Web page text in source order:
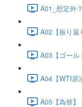
A01_想定外
A02【振り
A03【ゴー
A04【WTI原
A05【為替